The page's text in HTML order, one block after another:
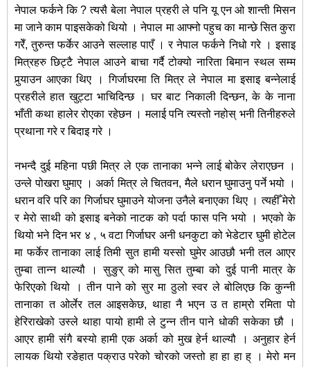
नेपाल फर्कने कि ? त्यसै बेला नेपाल प्रहरी ले पनि यू एन ओ शान्ती मिसन
मा जाने काम पाइसकेको थियो । नेपाल मा आफ्नो पहुच का मान्छे सित कुरा
गरेँ, तुरुन्त फर्केर आउने सल्लाह पाएँ । र नेपाल फर्कने निधो गरे । इसाइ
मित्रहरु छिट्टै नेपाल आउने बाचा गर्दै टोक्यो नारिता बिमान स्थल सम्म
पुर्‍याउन आएका थिए । गिर्जाघरमा ति मित्र ले नेपाल मा इसाइ बन्नेलाई
प्रहरीले हात खुट्टा भाचिदिन्छ । घर बाट निकाली दिन्छन, के के नाना
भाँती कथा हालेर रोएका रहेछन । मलाई पनि त्यस्तो नहोस् भनी तिनीहरुले
प्रथाना गरे र बिदाइ गरे ।
नभन्दै दुई महिना पछी मित्र ले एक तानाका भन्ने लाई बोकेर लेराएछन ।
उन्ले पोखरा घुमाए । अर्का मित्र ले चितवन, मैले धरान घुमाउनु पर्ने भयो ।
धरान वरि परि का गिर्जाघर घुमाउने योजना उनैले बनाएका थिए । त्यहीँ मेरो
र मेरो साथी को इसाइ बनेको नाटक को पर्दा फास पनि भयो । भएको के
थियो भने दिन भर ४ , ५ वटा गिर्जाघर अनी धनकुटा को भेडेटार घुमी होटेल
मा फर्केर तानाका लाई तिमी सुत हामी यस्सो घुमेर आउछौ भनी तल आएर
तुम्बा तान्न थाल्यौ । सुङुर् को मासु सित तुम्बा को दुई पानी मात्र के
फेरिएको थियो । तीन पाने को सुर मा ठुलो स्वर ले बोलिएछ कि कुन्नी
तानाका त ओर्लेर तल आइसकेछ, थाहा नै भएन उ त हाम्रो रमिता पो
हेरिराखेको उस्ले थाहा पायो हामी ले टुन्न तीन पाने धोकी सकेका छौ ।
आएर हामी संगै बस्यो हामी एक अर्का को मुख हेर्न थाल्यौ । अनुहार हेर्न
लायक थियो रङेहात पक्राउ परेको चोरको जस्तो हा हा हा ह् । मेरो मन